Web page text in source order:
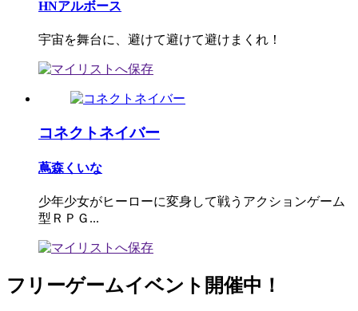
HNアルボース
宇宙を舞台に、避けて避けて避けまくれ！
コネクトネイバー
蔦森くいな
少年少女がヒーローに変身して戦うアクションゲーム
型ＲＰＧ...
フリーゲームイベント開催中！